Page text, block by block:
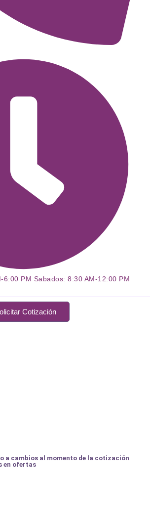
6:00 PM Sabados: 8:30 AM-12:00 PM
Cotización
a cambios al momento de la cotización
en ofertas